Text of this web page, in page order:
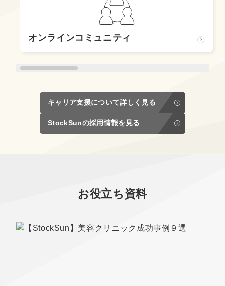
オンラインコミュニティ
キャリア支援について詳しく見る
StockSunの採用情報を見る
お役立ち資料